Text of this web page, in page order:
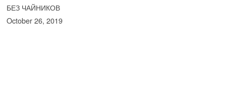
БЕЗ ЧАЙНИКОВ
October 26, 2019